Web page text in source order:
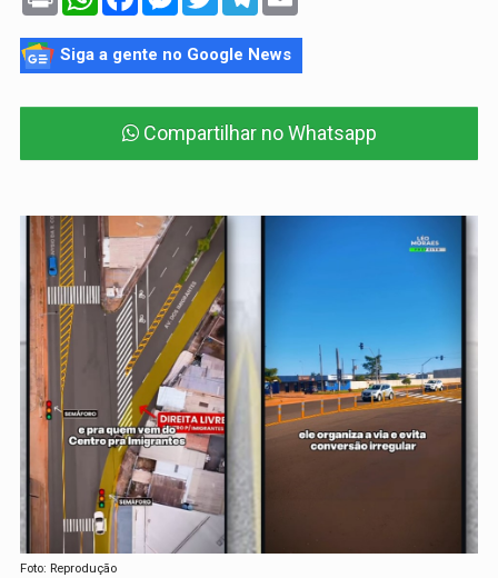
Siga a gente no Google News
Compartilhar no Whatsapp
Foto: Reprodução